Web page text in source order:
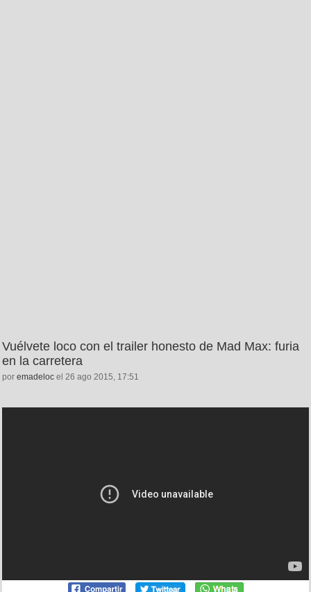
Vuélvete loco con el trailer honesto de Mad Max: furia
en la carretera
por emadeloc el 26 ago 2015, 17:51